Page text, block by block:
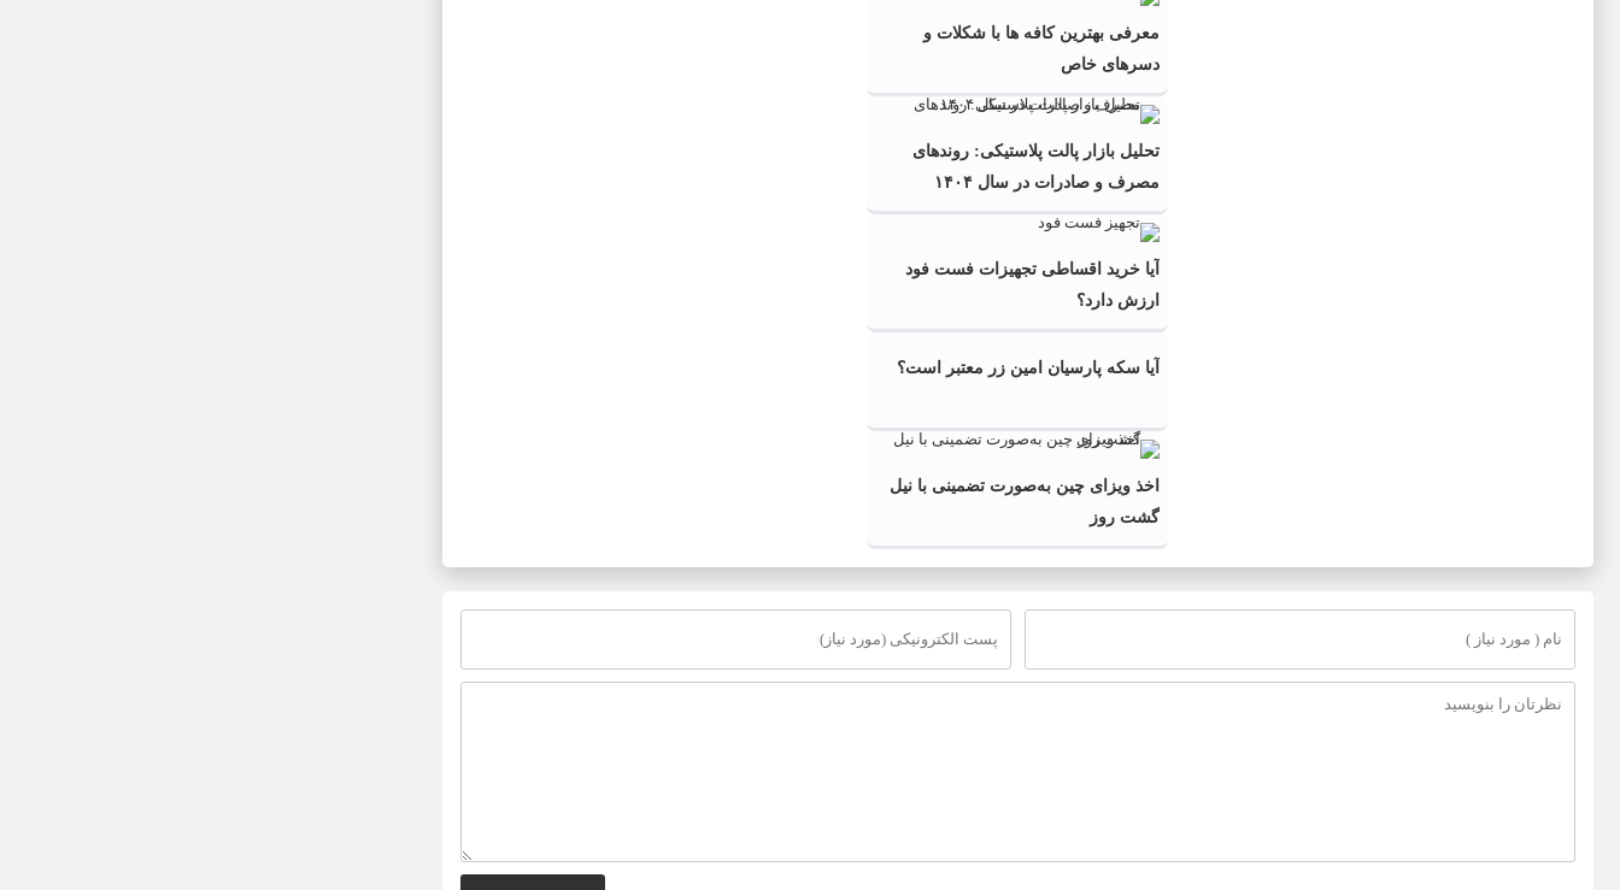
معرفی بهترین کافه ها با شکلات و
دسرهای خاص
تحلیل بازار پالت پلاستیکی: روندهای
مصرف و صادرات در سال ۱۴۰۴
آیا خرید اقساطی تجهیزات فست فود
ارزش دارد؟
آیا سکه پارسیان امین زر معتبر است؟
اخذ ویزای چین به‌صورت تضمینی با نیل
گشت روز